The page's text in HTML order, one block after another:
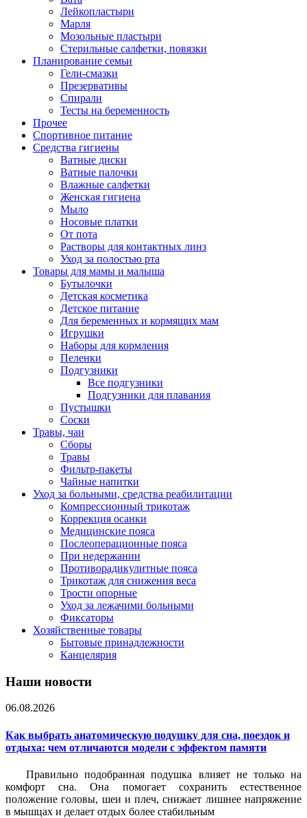
Лейкопластыри
Марля
Мозольные пластыри
Стерильные салфетки, повязки
Планирование семьи
Гели-смазки
Презервативы
Спирали
Тесты на беременность
Прочее
Спортивное питание
Средства гигиены
Ватные диски
Ватные палочки
Влажные салфетки
Женская гигиена
Мыло
Носовые платки
От пота
Растворы для контактных линз
Уход за полостью рта
Товары для мамы и малыша
Бутылочки
Детская косметика
Детское питание
Для беременных и кормящих мам
Игрушки
Наборы для кормления
Пеленки
Подгузники
Все подгузники
Подгузники для плавания
Пустышки
Соски
Травы, чаи
Сборы
Травы
Фильтр-пакеты
Чайные напитки
Уход за больными, средства реабилитации
Компрессионный трикотаж
Коррекция осанки
Медицинские пояса
Послеоперационные пояса
При недержании
Противорадикулитные пояса
Трикотаж для снижения веса
Трости опорные
Уход за лежачими больными
Фиксаторы
Хозяйственные товары
Бытовые принадлежности
Канцелярия
Наши новости
06.08.2026
Как выбрать анатомическую подушку для сна, поездок и
отдыха: чем отличаются модели с эффектом памяти
Правильно подобранная подушка влияет не только на
комфорт сна. Она помогает сохранить естественное
положение головы, шеи и плеч, снижает лишнее напряжение
в мышцах и делает отдых более стабильным